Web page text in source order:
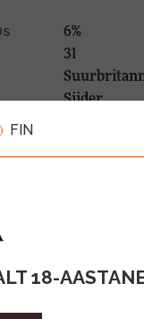
FIN
18-
6%
3l
Siider